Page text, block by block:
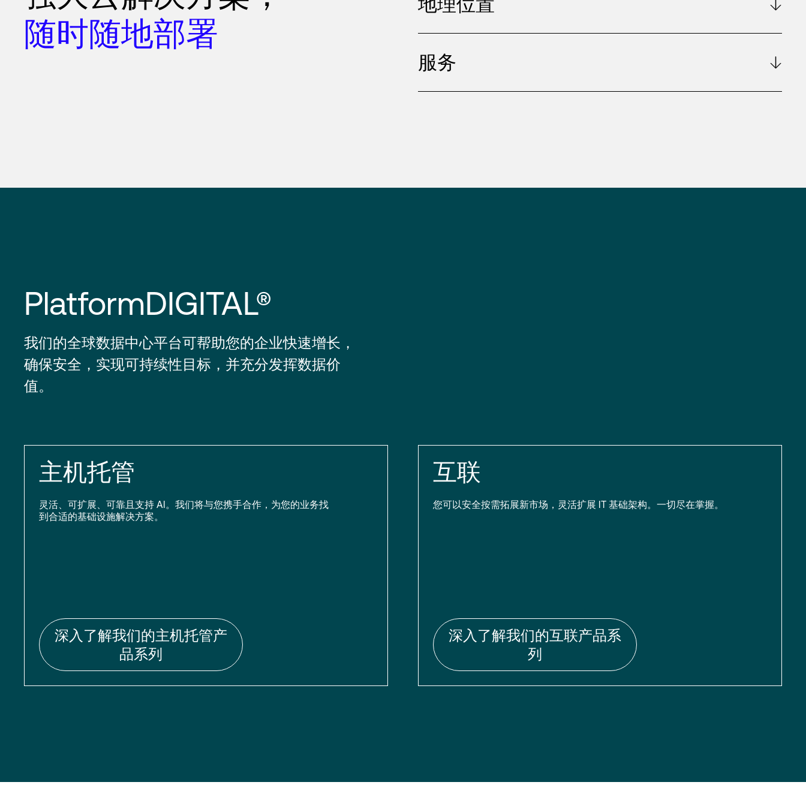
随时随地部署
服务
PlatformDIGITAL®
我们的全球数据中心平台可帮助您的企业快速增长，
确保安全，实现可持续性目标，并充分发挥数据价
值。
主机托管
灵活、可扩展、可靠且支持 AI。我们将与您携手合作，为您的业务找
到合适的基础设施解决方案。
深入了解我们的主机托管产
品系列
互联
您可以安全按需拓展新市场，灵活扩展 IT 基础架构。一切尽在掌握。
深入了解我们的互联产品系
列